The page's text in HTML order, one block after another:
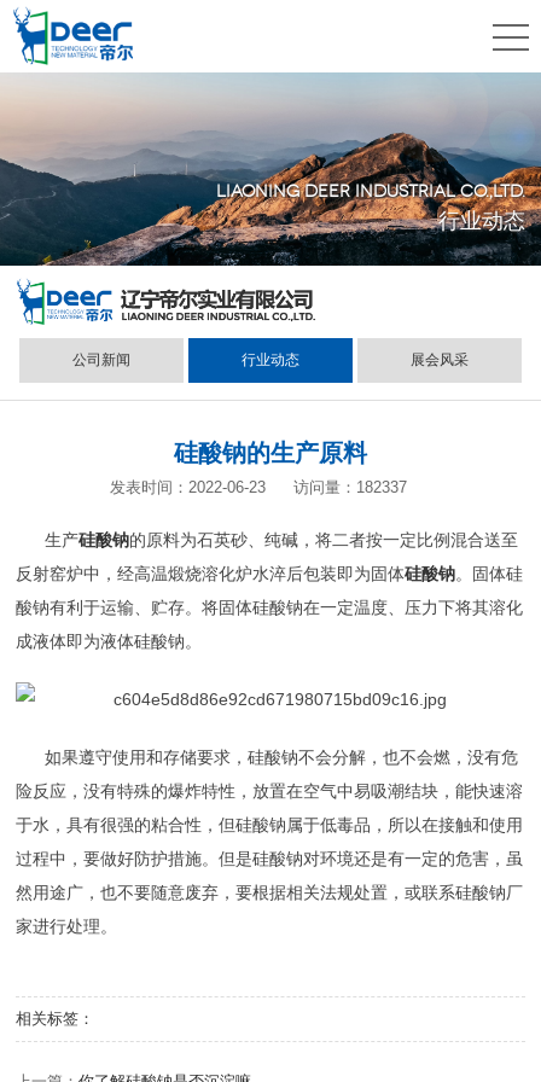
LIAONING DEER INDUSTRIAL CO.,LTD.
行业动态
公司新闻 行业动态 展会风采
硅酸钠的生产原料
发表时间：2022-06-23 访问量：182337
生产硅酸钠的原料为石英砂、纯碱，将二者按一定比例混合送至
反射窑炉中，经高温煅烧溶化炉水淬后包装即为固体硅酸钠。固体硅
酸钠有利于运输、贮存。将固体硅酸钠在一定温度、压力下将其溶化
成液体即为液体硅酸钠。
如果遵守使用和存储要求，硅酸钠不会分解，也不会燃，没有危
险反应，没有特殊的爆炸特性，放置在空气中易吸潮结块，能快速溶
于水，具有很强的粘合性，但硅酸钠属于低毒品，所以在接触和使用
过程中，要做好防护措施。但是硅酸钠对环境还是有一定的危害，虽
然用途广，也不要随意废弃，要根据相关法规处置，或联系硅酸钠厂
家进行处理。
相关标签：